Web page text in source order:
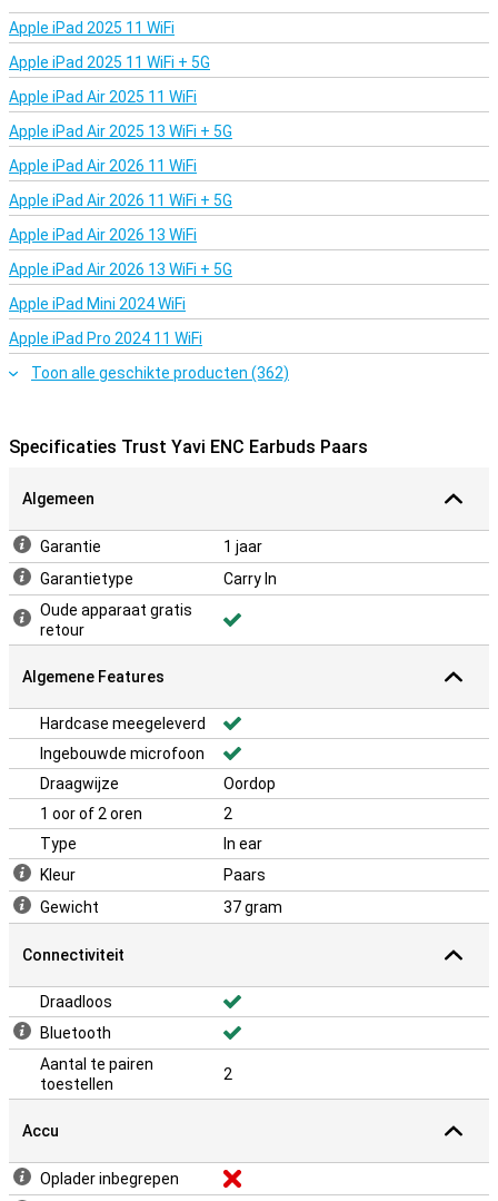
Apple iPad 2025 11 WiFi
Apple iPad 2025 11 WiFi + 5G
Apple iPad Air 2025 11 WiFi
Apple iPad Air 2025 13 WiFi + 5G
Apple iPad Air 2026 11 WiFi
Apple iPad Air 2026 11 WiFi + 5G
Apple iPad Air 2026 13 WiFi
Apple iPad Air 2026 13 WiFi + 5G
Apple iPad Mini 2024 WiFi
Apple iPad Pro 2024 11 WiFi
Toon alle geschikte producten (362)
Specificaties Trust Yavi ENC Earbuds Paars
Algemeen
Garantie
1 jaar
Garantietype
Carry In
Oude apparaat gratis
retour
Algemene Features
Hardcase meegeleverd
Ingebouwde microfoon
Draagwijze
Oordop
1 oor of 2 oren
2
Type
In ear
Kleur
Paars
Gewicht
37 gram
Connectiviteit
Draadloos
Bluetooth
Aantal te pairen
toestellen
2
Accu
Oplader inbegrepen